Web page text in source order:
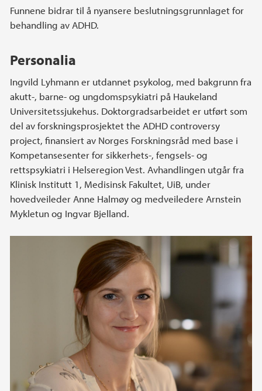
Funnene bidrar til å nyansere beslutningsgrunnlaget for
behandling av ADHD.
Personalia
Ingvild Lyhmann er utdannet psykolog, med bakgrunn fra
akutt-, barne- og ungdomspsykiatri på Haukeland
Universitetssjukehus. Doktorgradsarbeidet er utført som
del av forskningsprosjektet the ADHD controversy
project, finansiert av Norges Forskningsråd med base i
Kompetansesenter for sikkerhets-, fengsels- og
rettspsykiatri i Helseregion Vest. Avhandlingen utgår fra
Klinisk Institutt 1, Medisinsk Fakultet, UiB, under
hovedveileder Anne Halmøy og medveiledere Arnstein
Mykletun og Ingvar Bjelland.